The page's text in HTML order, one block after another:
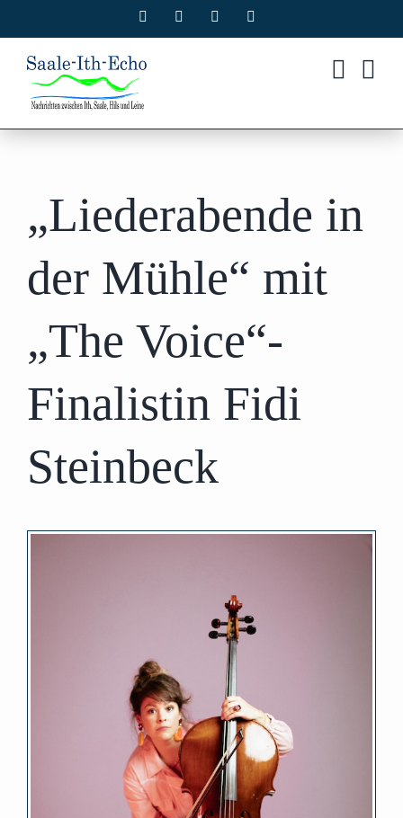
Inhalt
springen
Facebook Instagram
„Liederabende in
der Mühle“ mit
„The Voice“-
Finalistin Fidi
Steinbeck